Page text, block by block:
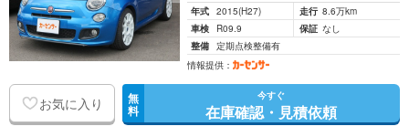
年式 2015(H27) 走行 8.6万km
車検
R09.9 保証 なし
整備 定期点検整備有
情報提供：
お気に入り 無
料
今すぐ
在庫確認・見積依頼